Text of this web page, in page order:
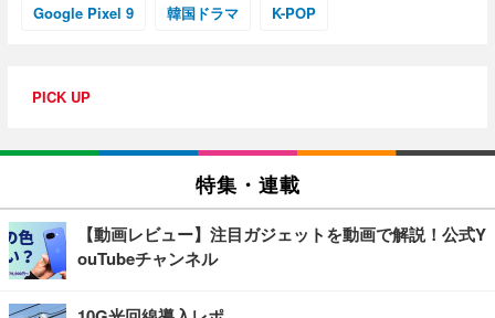
Google Pixel 9 韓国ドラマ K-POP
PICK UP
特集・連載
【動画レビュー】注目ガジェットを動画で解説！公式Y
ouTubeチャンネル